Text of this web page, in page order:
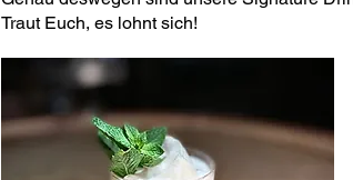
Traut Euch, es lohnt sich!